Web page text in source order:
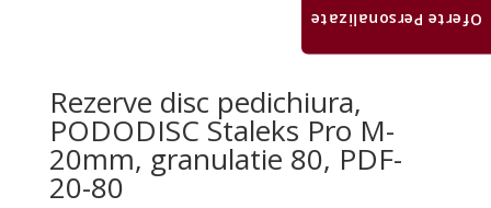
Rezerve disc pedichiura,
PODODISC Staleks Pro M-
20mm, granulatie 80, PDF-
20-80
Oferte Personalizate